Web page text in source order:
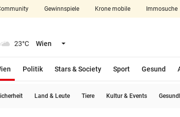
Schließen
Gewinnspiele Krone mobile Immosuche
23°C Wien Menü aufklappen
Politik
Stars & Society Sport Gesund
Land & Leute Tiere Kultur & Events